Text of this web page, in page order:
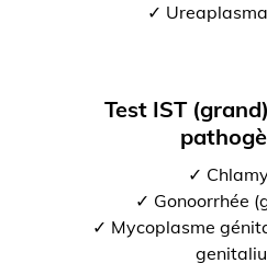
✓
Test IST
✓
✓ Gonoorrhée
✓ Mycoplasme